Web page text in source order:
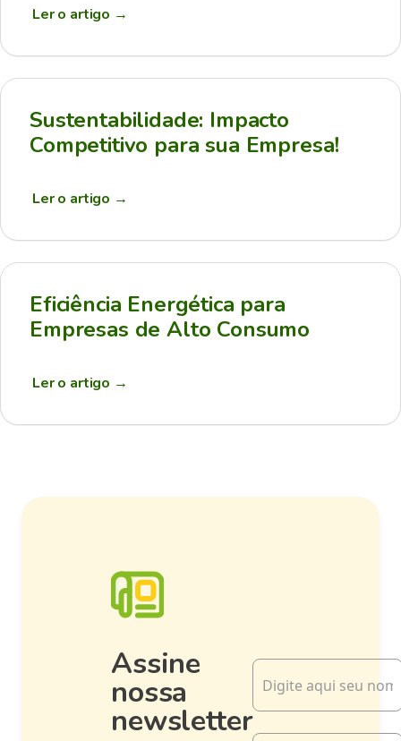
Ler o artigo →
Sustentabilidade: Impacto
Competitivo para sua Empresa!
Ler o artigo →
Eficiência Energética para
Empresas de Alto Consumo
Ler o artigo →
Assine
nossa
newsletter